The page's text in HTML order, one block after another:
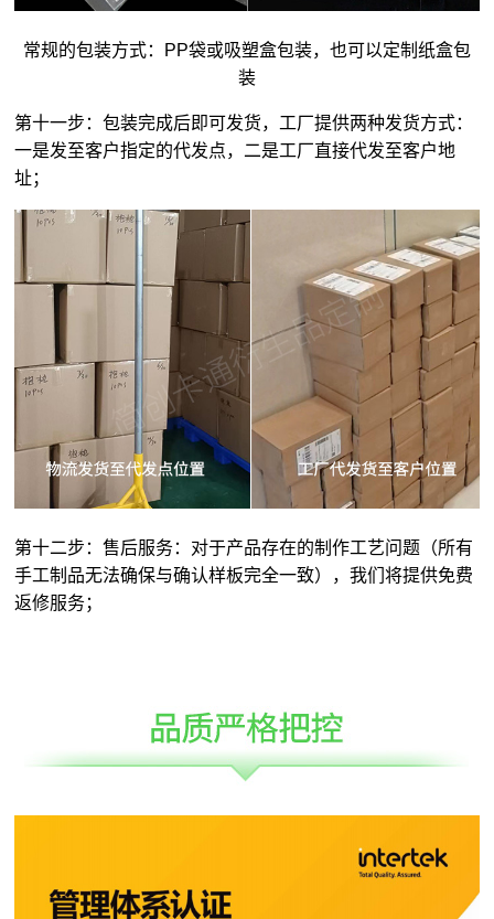
常规的包装方式：PP袋或吸塑盒包装，也可以定制纸盒包
装
第十一步：包装完成后即可发货，工厂提供两种发货方式：
一是发至客户指定的代发点，二是工厂直接代发至客户地
址；
第十二步：售后服务：对于产品存在的制作工艺问题（所有
手工制品无法确保与确认样板完全一致），我们将提供免费
返修服务；